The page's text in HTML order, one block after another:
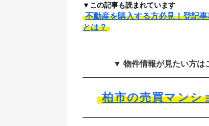
▼この記事も読まれています
不動産を購入する方必見！登記
とは？
▼ 物件情報が見たい方は
柏市の売買マンシ